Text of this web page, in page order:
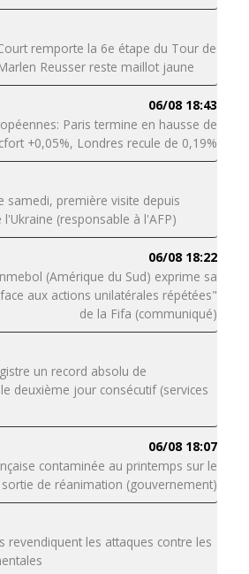
remporte la 6e étape du Tour de
Reusser reste maillot jaune
06/08 18:43
Paris termine en hausse de
+0,05%, Londres recule de 0,19%
samedi, première visite depuis
(responsable à l'AFP)
06/08 18:22
(Amérique du Sud) exprime sa
aux actions unilatérales répétées"
de la Fifa (communiqué)
un record absolu de
deuxième jour consécutif (services
06/08 18:07
contaminée au printemps sur le
de réanimation (gouvernement)
revendiquent les attaques contre les